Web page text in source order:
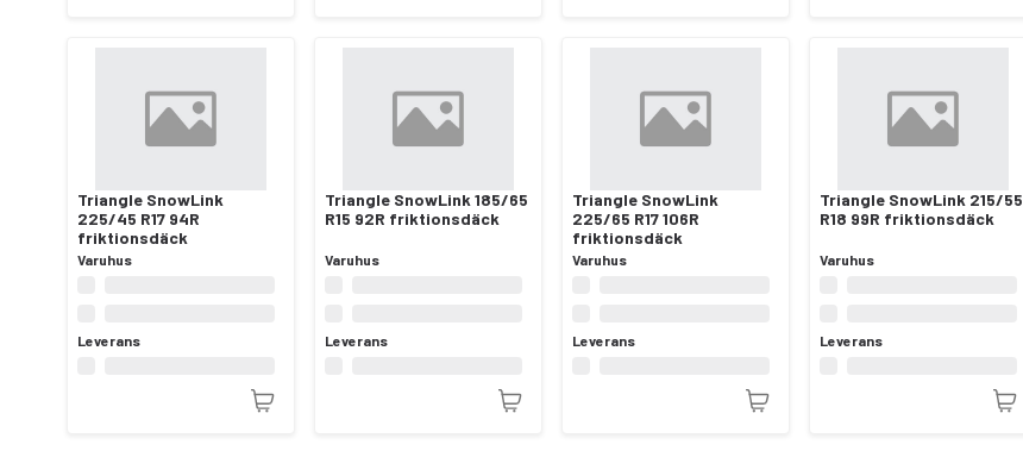
Triangle SnowLink
225/45 R17 94R
friktionsdäck
Varuhus
Leverans
Triangle SnowLink 185/65
R15 92R friktionsdäck
Varuhus
Leverans
Triangle SnowLink
225/65 R17 106R
friktionsdäck
Varuhus
Leverans
Triangle SnowLink 215/55
R18 99R friktionsdäck
Varuhus
Leverans